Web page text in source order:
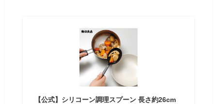
【公式】シリコーン調理スプーン 長さ約26cm